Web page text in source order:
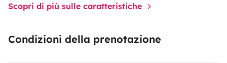
Scopri di più sulle caratteristiche
Condizioni della prenotazione